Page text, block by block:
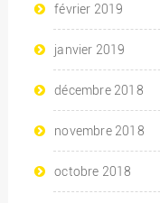
février 2019
janvier 2019
décembre 2018
novembre 2018
octobre 2018